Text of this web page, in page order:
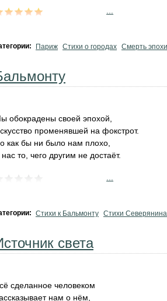
Париж Стихи о городах Смерть эпохи
обокрадены своей эпохой,
променявшей на фокстрот.
как бы ни было нам плохо,
то, чего другим не достаёт.
Стихи к Бальмонту Стихи Северянина
света
сделанное человеком
нам о нём,